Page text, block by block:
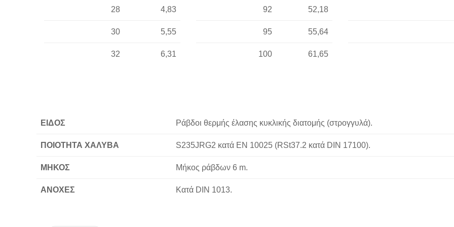
28 4,83
30 5,55
32 6,31
92 52,18
95 55,64
100 61,65
ΕΙΔΟΣ Ράβδοι θερμής έλασης κυκλικής διατομής (στρογγυλά).
ΠΟΙΟΤΗΤΑ ΧΑΛΥΒΑ S235JRG2 κατά ΕΝ 10025 (RSt37.2 κατά DIN 17100).
ΜΗΚΟΣ Μήκος ράβδων 6 m.
ΑΝΟΧΕΣ Kατά DIN 1013.